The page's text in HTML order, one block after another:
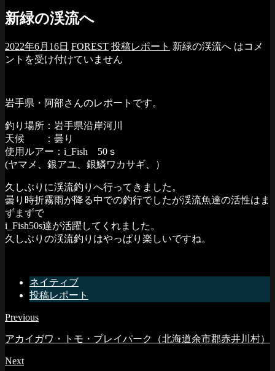
新緑の渓流へ
2022年6月16日 FOREST 投稿レポート 新緑の渓流へ はコメ
ントを受け付けていません
岩手県・阿部さんのレポートです。
釣り場所：岩手県沿岸河川
天候 ：曇り
使用ルアー：i_Fish 50ｓ
(ヤマメ、銀アユ、銀鱗ワカサギ、）
久しぶりに渓流釣りへ行ってきました。
曇り時折霧雨が降る中での釣行でしたが渓流魚達の活性はま
ずまずで
i_Fish50s達が活躍してくれました。
久しぶりの渓流釣りはやっぱり楽しいですね。
ネイティブ
投稿レポート
Previous
アカイガワ・トモ・プレイパーク（北海道余市郡赤井川村）
Next